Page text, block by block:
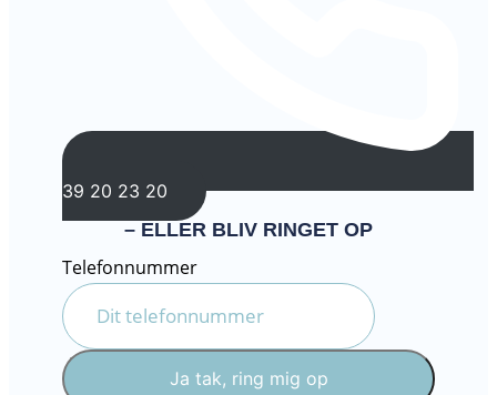
39 20 23 20
– ELLER BLIV RINGET OP
Telefonnummer
Ja tak, ring mig op